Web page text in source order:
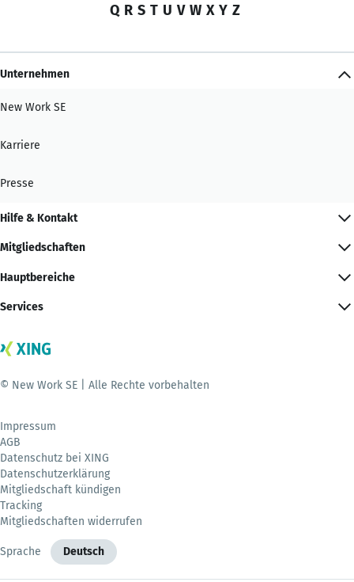
Q R S T U V W X Y Z
Unternehmen
New Work SE
Karriere
Presse
Hilfe & Kontakt
Mitgliedschaften
Hauptbereiche
Services
© New Work SE | Alle Rechte vorbehalten
Impressum
AGB
Datenschutz bei XING
Datenschutzerklärung
Mitgliedschaft kündigen
Tracking
Mitgliedschaften widerrufen
Sprache Deutsch